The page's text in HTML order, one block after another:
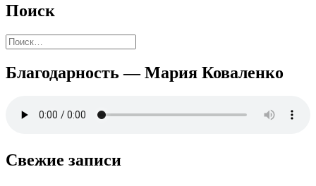
Поиск
Найти:
Благодарность — Мария Коваленко
Свежие записи